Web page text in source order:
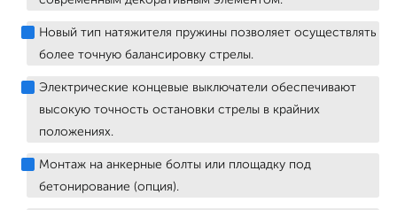
Новый тип натяжителя пружины позволяет осуществлять
более точную балансировку стрелы.
Электрические концевые выключатели обеспечивают
высокую точность остановки стрелы в крайних
положениях.
Монтаж на анкерные болты или площадку под
бетонирование (опция).